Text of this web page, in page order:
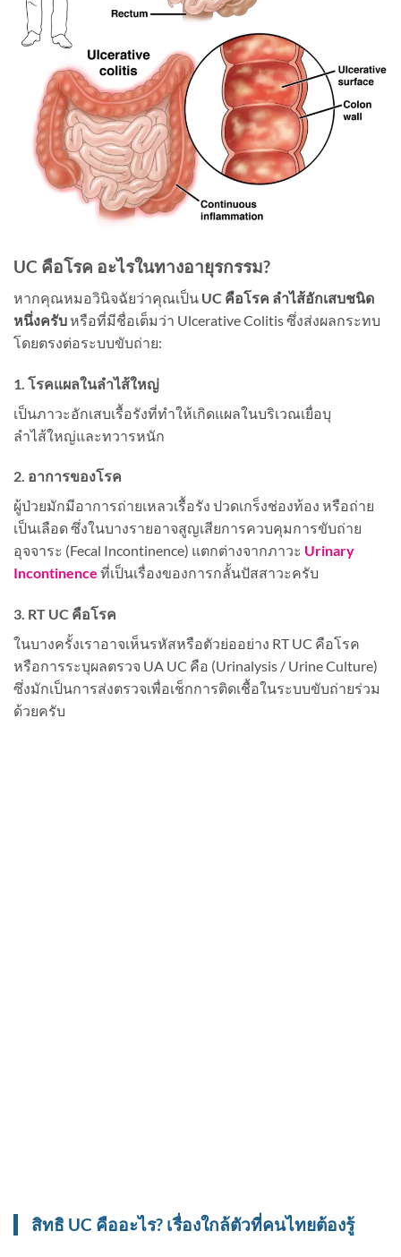
UC คือโรค อะไรในทางอายุรกรรม?
หากคุณหมอวินิจฉัยว่าคุณเป็น UC คือโรค ลำไส้อักเสบชนิด
หนึ่งครับ หรือที่มีชื่อเต็มว่า Ulcerative Colitis ซึ่งส่งผลกระทบ
โดยตรงต่อระบบขับถ่าย:
1. โรคแผลในลำไส้ใหญ่
เป็นภาวะอักเสบเรื้อรังที่ทำให้เกิดแผลในบริเวณเยื่อบุ
ลำไส้ใหญ่และทวารหนัก
2. อาการของโรค
ผู้ป่วยมักมีอาการถ่ายเหลวเรื้อรัง ปวดเกร็งช่องท้อง หรือถ่าย
เป็นเลือด ซึ่งในบางรายอาจสูญเสียการควบคุมการขับถ่าย
อุจจาระ (Fecal Incontinence) แตกต่างจากภาวะ Urinary
Incontinence ที่เป็นเรื่องของการกลั้นปัสสาวะครับ
3. RT UC คือโรค
ในบางครั้งเราอาจเห็นรหัสหรือตัวย่ออย่าง RT UC คือโรค
หรือการระบุผลตรวจ UA UC คือ (Urinalysis / Urine Culture)
ซึ่งมักเป็นการส่งตรวจเพื่อเช็กการติดเชื้อในระบบขับถ่ายร่วม
ด้วยครับ
สิทธิ UC คืออะไร? เรื่องใกล้ตัวที่คนไทยต้องรู้